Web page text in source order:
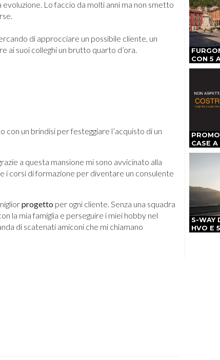
Lo faccio da molti anni ma non smetto
di approcciare un possibile cliente, un
suoi colleghi un brutto quarto d’ora.
con un brindisi per festeggiare l’acquisto di un
a questa mansione mi sono avvicinato alla
i corsi di formazione per diventare un consulente
progetto per ogni cliente. Senza una squadra
la mia famiglia e perseguire i miei hobby nel
di scatenati amiconi che mi chiamano
CON 5
CASE
S-WAY
HVO E